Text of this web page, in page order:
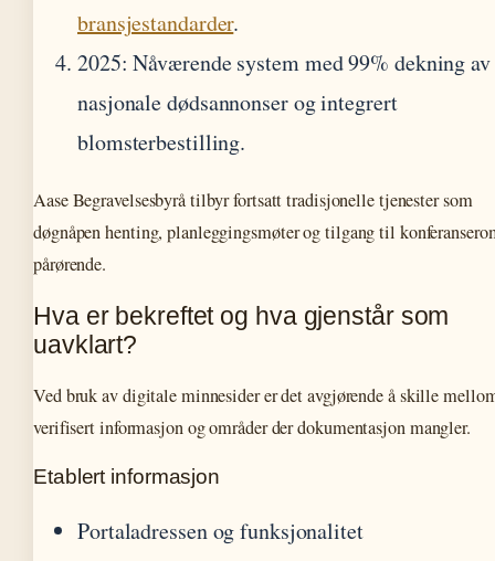
bransjestandarder.
2025: Nåværende system med 99% dekning av
nasjonale dødsannonser og integrert
blomsterbestilling.
Aase Begravelsesbyrå tilbyr fortsatt tradisjonelle tjenester som
døgnåpen henting, planleggingsmøter og tilgang til
pårørende.
Hva er bekreftet og hva gjenstår som
uavklart?
Ved bruk av digitale minnesider er det avgjørende å skille
verifisert informasjon og områder der dokumentasjon mangler.
Etablert informasjon
Portaladressen og funksjonalitet